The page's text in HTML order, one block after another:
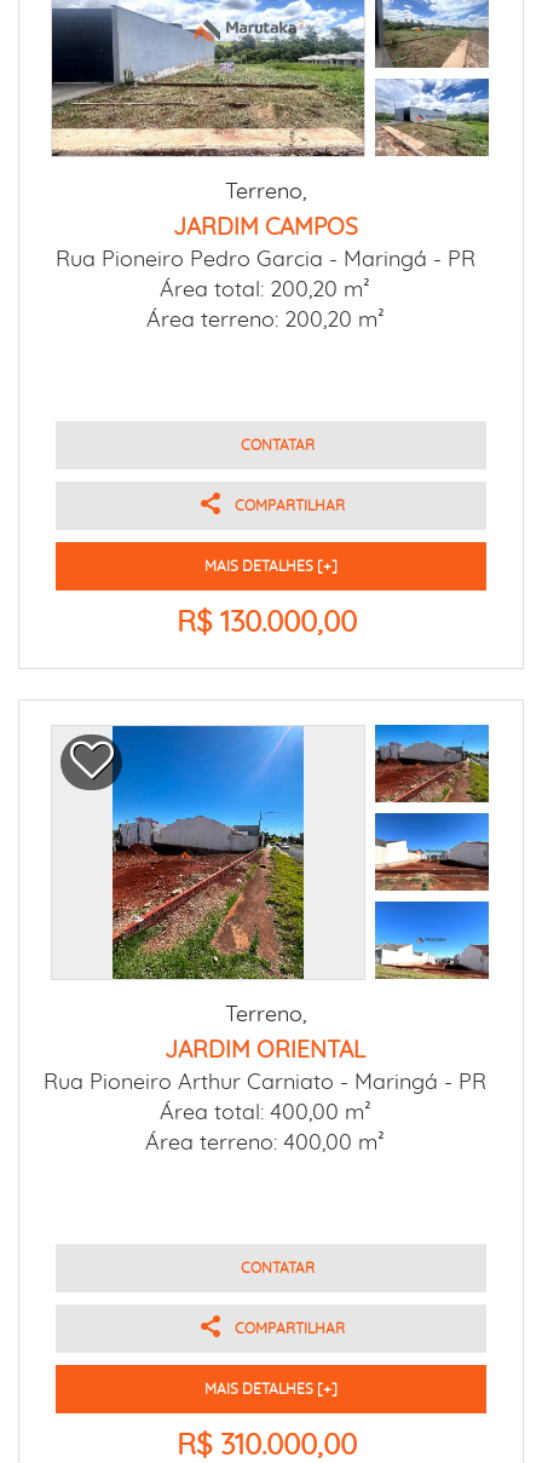
Terreno,
JARDIM CAMPOS
Rua Pioneiro Pedro Garcia - Maringá - PR
Área total: 200,20 m²
Área terreno: 200,20 m²
CONTATAR
COMPARTILHAR
MAIS DETALHES [+]
R$ 130.000,00
Terreno,
JARDIM ORIENTAL
Rua Pioneiro Arthur Carniato - Maringá - PR
Área total: 400,00 m²
Área terreno: 400,00 m²
CONTATAR
COMPARTILHAR
MAIS DETALHES [+]
R$ 310.000,00